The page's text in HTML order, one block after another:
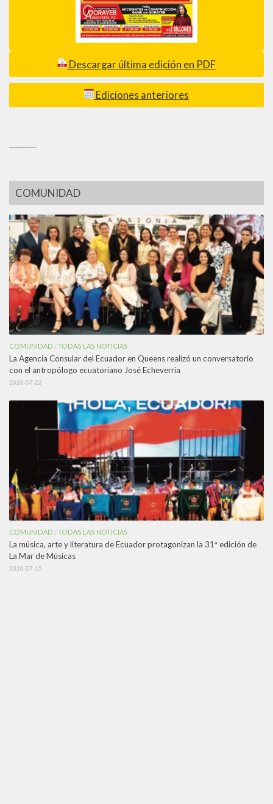
Descargar última edición en PDF
Ediciones anteriores
COMUNIDAD
COMUNIDAD /TODAS LAS NOTICIAS
La Agencia Consular del Ecuador en Queens realizó un conversatorio
con el antropólogo ecuatoriano José Echeverría
2026-07-22
COMUNIDAD /TODAS LAS NOTICIAS
La música, arte y literatura de Ecuador protagonizan la 31ª edición de
La Mar de Músicas
2026-07-15